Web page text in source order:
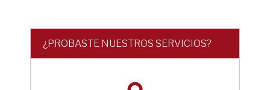
¿PROBASTE NUESTROS SERVICIOS?